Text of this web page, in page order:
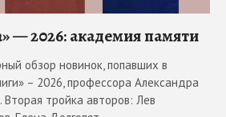
— 2026: академия памяти
обзор новинок, попавших в
– 2026, профессора Александра
тройка авторов: Лев